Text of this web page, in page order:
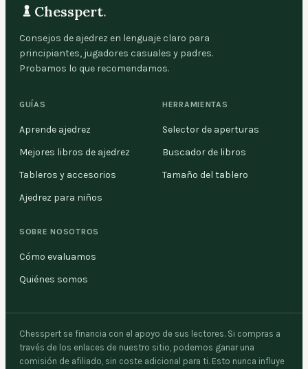
Chesspert.
Consejos de ajedrez en lenguaje claro para
principiantes, jugadores casuales y padres.
Probamos lo que recomendamos.
GUÍAS
Aprende ajedrez
Mejores libros de ajedrez
Tableros y accesorios
Ajedrez para niños
HERRAMIENTAS
Selector de aperturas
Buscador de libros
Tamaño del tablero
SOBRE NOSOTROS
Cómo evaluamos
Quiénes somos
Chesspert se financia con el apoyo de sus lectores. Si compras a
través de los enlaces de nuestro sitio, podemos ganar una
comisión de afiliado, sin coste adicional para ti. Esto nunca influye